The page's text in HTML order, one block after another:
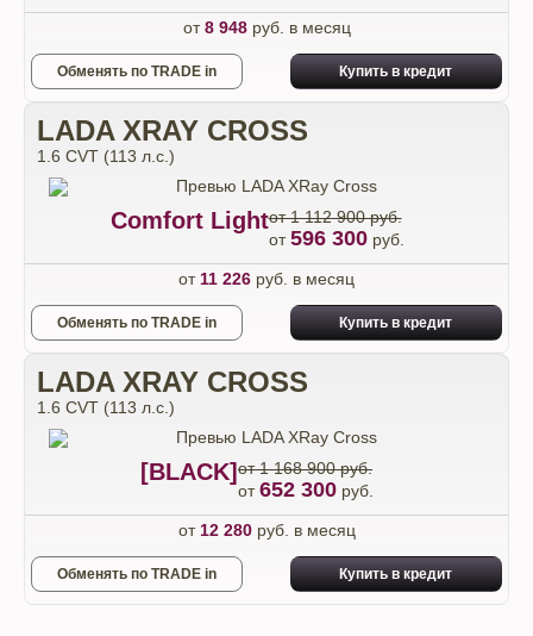
от8 948руб. в месяц
Обменять по TRADE in Купить в кредит
LADA XRAY CROSS
1.6 CVT (113 л.с.)
Comfort Lightот 1 112 900 руб.
от596 300руб.
от 11 226 руб. в месяц
Обменять по TRADE in Купить в кредит
LADA XRAY CROSS
1.6 CVT (113 л.с.)
[BLACK] от 1 168 900 руб.
от652 300 руб.
от 12 280руб. в месяц
Обменять по TRADE in Купить в кредит